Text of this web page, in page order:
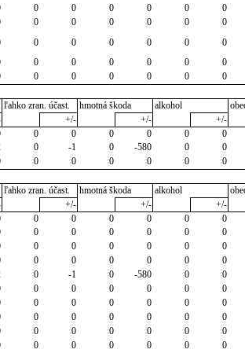
0 0 0 0 0 0
0 0 0 0 0 0
0 0 0 0 0 0
0 0 0 0 0 0
0 0 0 0 0 0
ľahko zran. účast. hmotná škoda alkohol
+/- +/- +/-
0 0 0 0 0 0
0 -1 0 -580 0 0
0 0 0 0 0 0
ľahko zran. účast. hmotná škoda alkohol
+/- +/- +/-
0 0 0 0 0 0
0 0 0 0 0 0
0 0 0 0 0 0
0 0 0 0 0 0
0 -1 0 -580 0 0
0 0 0 0 0 0
0 0 0 0 0 0
0 0 0 0 0 0
0 0 0 0 0 0
0 0 0 0 0 0